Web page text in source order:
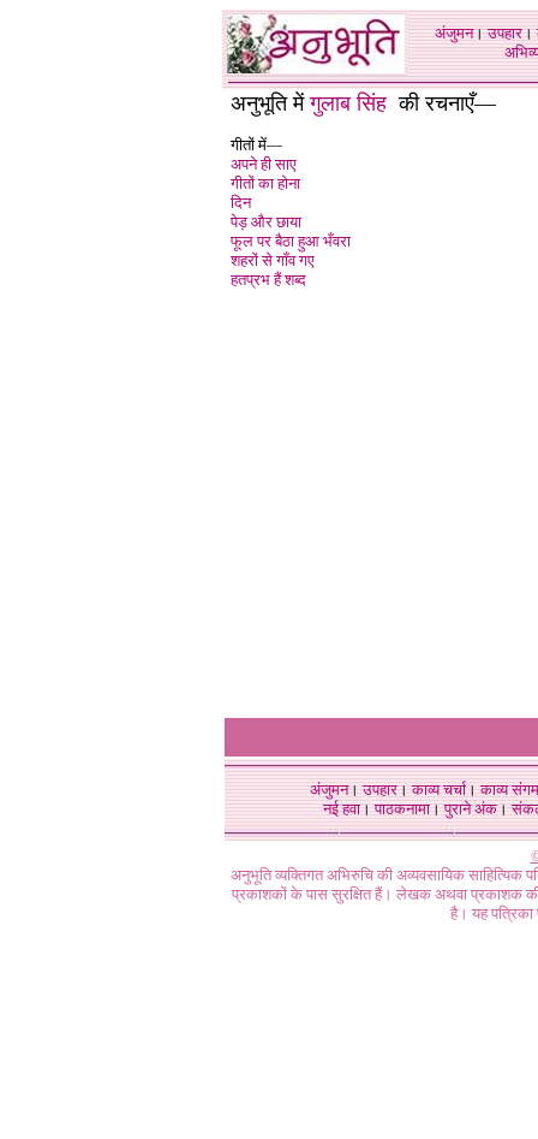
अंजुमन।उपहार।
अनुभूति मेंगुलाब सिंह की रचनाएँ—
गीतों में—
अपने ही साए
गीतों का होना
दिन
पेड़ और छाया
फूल पर बैठा हुआ भँवरा
शहरों से गाँव गए
हतप्रभ हैं शब्द
अंजुमन।उपहार।काव्य चर्चा।काव्य संगम
नई हवा। पाठकनामा। पुराने अंक।
अनुभूति व्यक्तिगत अभिरुचि की अव्यवसायिक
प्रकाशकों के पास सुरक्षित हैं। लेखक अथवा प्रकाशक की
है। यह पत्रिका